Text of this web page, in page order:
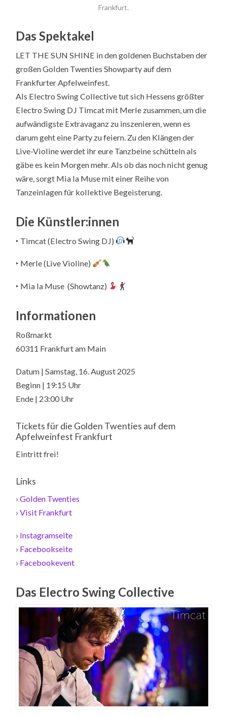
Frankfurt.
Das Spektakel
LET THE SUN SHINE in den goldenen Buchstaben der
großen Golden Twenties Showparty auf dem
Frankfurter Apfelweinfest.
Als Electro Swing Collective tut sich Hessens größter
Electro Swing DJ Timcat mit Merle zusammen, um die
aufwändigste Extravaganz zu inszenieren, wenn es
darum geht eine Party zu feiern. Zu den Klängen der
Live-Violine werdet ihr eure Tanzbeine schütteln als
gäbe es kein Morgen mehr. Als ob das noch nicht genug
wäre, sorgt Mia la Muse mit einer Reihe von
Tanzeinlagen für kollektive Begeisterung.
Die Künstler:innen
‣ Timcat (Electro Swing DJ)
‣ Merle (Live Violine)
‣ Mia la Muse (Showtanz)
Informationen
Roßmarkt
60311 Frankfurt am Main
Datum | Samstag, 16. August 2025
Beginn | 19:15 Uhr
Ende | 23:00 Uhr
Tickets für die Golden Twenties auf dem
Apfelweinfest Frankfurt
Eintritt frei!
Links
›Golden Twenties
›Visit Frankfurt
› Instagramseite
› Facebookseite
› Facebookevent
Das Electro Swing Collective